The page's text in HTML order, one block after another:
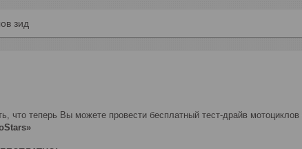
зид
что теперь Вы можете провести бесплатный тест-драйв
»